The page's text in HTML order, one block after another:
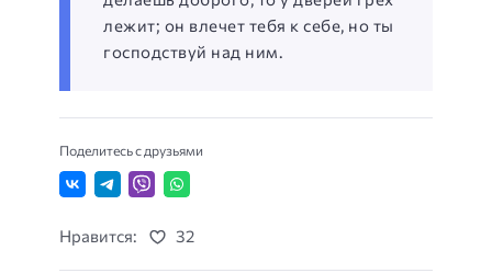
лежит; он влечет тебя к себе, но ты
господствуй над ним.
Поделитесь с друзьями
Нравится: 32